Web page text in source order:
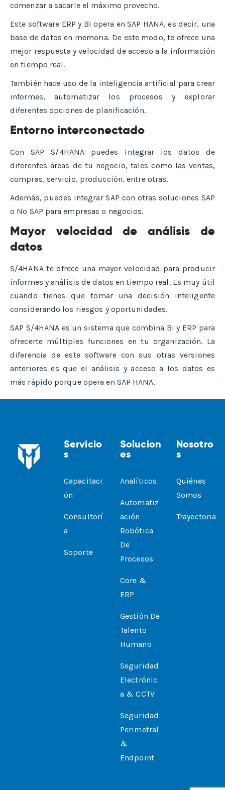
comenzar a sacarle el máximo provecho.
Este software ERP y BI opera en SAP HANA, es decir, una
base de datos en memoria. De este modo, te ofrece una
mejor respuesta y velocidad de acceso a la información
en tiempo real.
También hace uso de la inteligencia artificial para crear
informes, automatizar los procesos y explorar
diferentes opciones de planificación.
Entorno interconectado
Con SAP S/4HANA puedes integrar los datos de
diferentes áreas de tu negocio, tales como las ventas,
compras, servicio, producción, entre otras.
Además, puedes integrar SAP con otras soluciones SAP
o No SAP para empresas o negocios.
Mayor velocidad de análisis de
datos
S/4HANA te ofrece una mayor velocidad para producir
informes y análisis de datos en tiempo real. Es muy útil
cuando tienes que tomar una decisión inteligente
considerando los riesgos y oportunidades.
SAP S/4HANA es un sistema que combina BI y ERP para
ofrecerte múltiples funciones en tu organización. La
diferencia de este software con sus otras versiones
anteriores es que el análisis y acceso a los datos es
más rápido porque opera en SAP HANA.
Servicio
S
Capacitaci
Ón
Consultorí
A
Soporte
Solucion
Es
Analíticos
Automatiz
Ación
Robótica
De
Procesos
Core &
ERP
Gestión De
Talento
Humano
Seguridad
Electrónic
A & CCTV
Seguridad
Perimetral
&
Endpoint
Nosotro
S
Quiénes
Somos
Trayectoria